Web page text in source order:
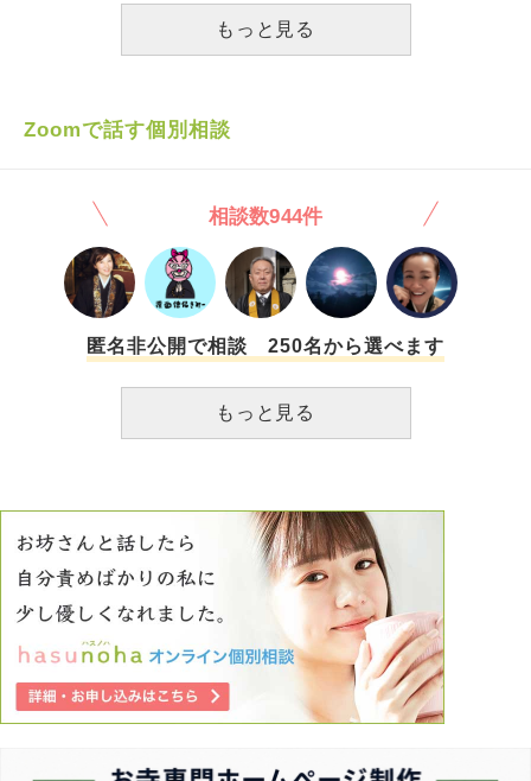
えられるでしょうか？どうしたらご両親に認めていただける
でしょうか？ お願いします。
う向き合えばいいのでしょうか？
からどんな風に生きていけばよいか教えて下さい。
もっと見る
Zoomで話す個別相談
相談数944件
匿名非公開で相談 250名から選べます
もっと見る